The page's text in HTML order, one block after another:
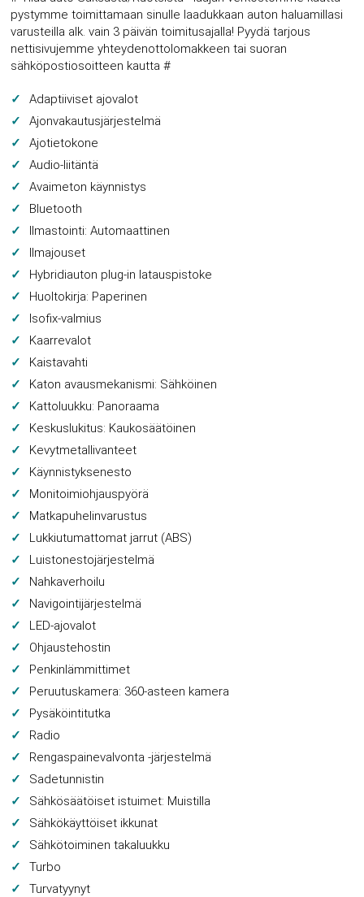
pystymme toimittamaan sinulle laadukkaan auton haluamillasi
varusteilla alk. vain 3 päivän toimitusajalla! Pyydä tarjous
nettisivujemme yhteydenottolomakkeen tai suoran
sähköpostiosoitteen kautta #
Adaptiiviset ajovalot
Ajonvakautusjärjestelmä
Ajotietokone
Audio-liitäntä
Avaimeton käynnistys
Bluetooth
Ilmastointi: Automaattinen
Ilmajouset
Hybridiauton plug-in latauspistoke
Huoltokirja: Paperinen
Isofix-valmius
Kaarrevalot
Kaistavahti
Katon avausmekanismi: Sähköinen
Kattoluukku: Panoraama
Keskuslukitus: Kaukosäätöinen
Kevytmetallivanteet
Käynnistyksenesto
Monitoimiohjauspyörä
Matkapuhelinvarustus
Lukkiutumattomat jarrut (ABS)
Luistonestojärjestelmä
Nahkaverhoilu
Navigointijärjestelmä
LED-ajovalot
Ohjaustehostin
Penkinlämmittimet
Peruutuskamera: 360-asteen kamera
Pysäköintitutka
Radio
Rengaspainevalvonta -järjestelmä
Sadetunnistin
Sähkösäätöiset istuimet: Muistilla
Sähkökäyttöiset ikkunat
Sähkötoiminen takaluukku
Turbo
Turvatyynyt